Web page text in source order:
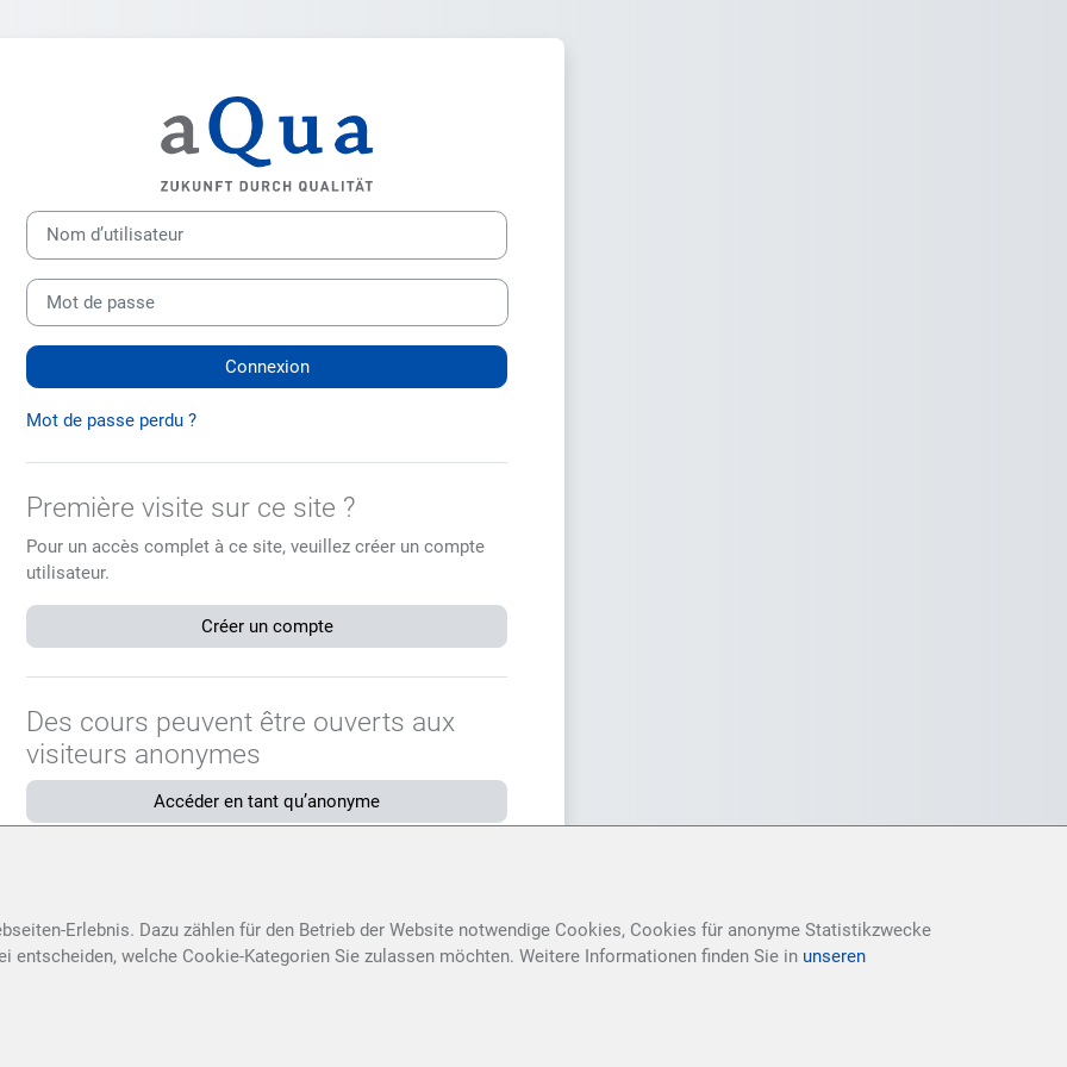
Erlebnis. Dazu zählen für den Betrieb der Website notwendige Cookies, Cookies für anonyme Statistikzwecke
welche Cookie-Kategorien Sie zulassen möchten. Weitere Informationen finden Sie in unseren
Connexion à aQua E-Learning
Nom d’utilisateur
Mot de passe
Connexion
Mot de passe perdu ?
Première visite sur ce site ?
Pour un accès complet à ce site, veuillez créer un compte
utilisateur.
Créer un compte
Des cours peuvent être ouverts aux
visiteurs anonymes
Accéder en tant qu’anonyme